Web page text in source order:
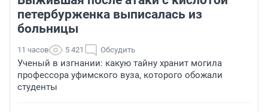
петербурженка выписалась из
больницы
11 часов 5 421 Обсудить
Ученый в изгнании: какую тайну хранит могила
профессора уфимского вуза, которого обожали
студенты